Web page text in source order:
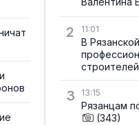
2 11:01
В
строителей
3 13:15
Рязанцам
(343)